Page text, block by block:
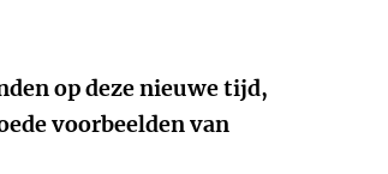
op deze nieuwe tijd,
voorbeelden van